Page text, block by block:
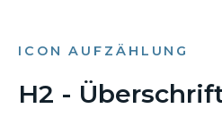
ICON AUFZÄHLUNG
H2 -